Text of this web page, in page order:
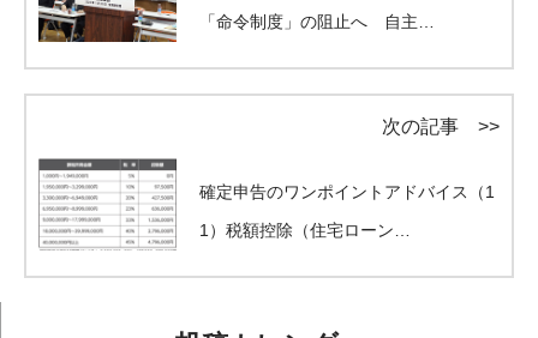
「命令制度」の阻止へ 自主…
次の記事 >>
確定申告のワンポイントアドバイス（1
1）税額控除（住宅ローン…